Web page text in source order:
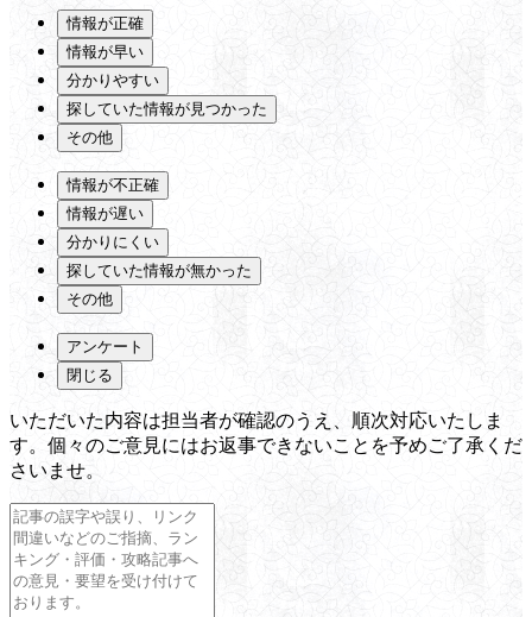
情報が正確
情報が早い
分かりやすい
探していた情報が見つかった
その他
情報が不正確
情報が遅い
分かりにくい
探していた情報が無かった
その他
アンケート
閉じる
いただいた内容は担当者が確認のうえ、順次対応いたしま
す。個々のご意見にはお返事できないことを予めご了承くだ
さいませ。